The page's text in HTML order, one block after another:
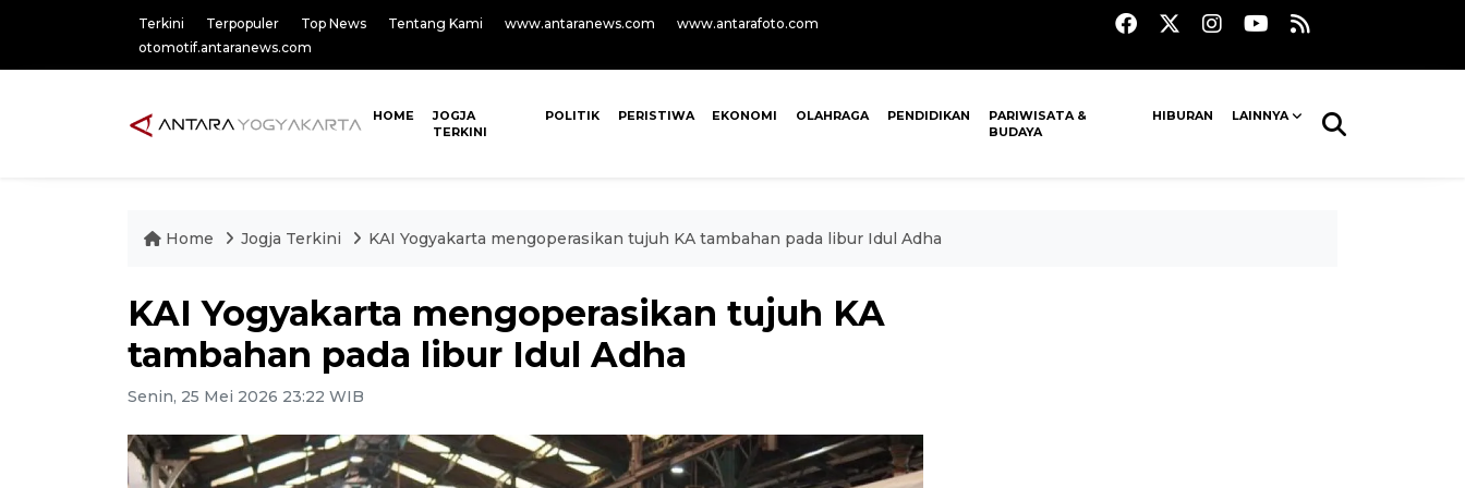
Terkini Terpopuler Top News Tentang Kami www.antaranews.com
www.antarafoto.com
otomotif.antaranews.com
HOME
JOGJA
TERKINI
POLITIK PERISTIWA EKONOMI OLAHRAGA PENDIDIKAN
PARIWISATA &
BUDAYA
HIBURAN LAINNYA
Home Jogja Terkini KAI Yogyakarta mengoperasikan tujuh KA tambahan pada libur Idul Adha
KAI Yogyakarta mengoperasikan tujuh KA
tambahan pada libur Idul Adha
Senin, 25 Mei 2026 23:22 WIB